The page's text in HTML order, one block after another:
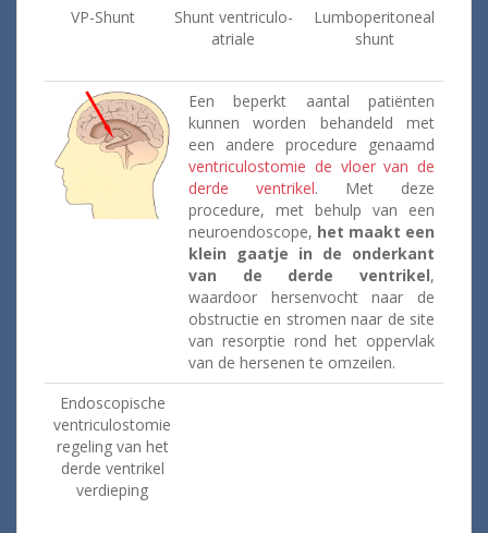
VP-Shunt
Shunt ventriculo-
atriale
Lumboperitoneal
shunt
Een beperkt aantal patiënten
kunnen worden behandeld met
een andere procedure genaamd
ventriculostomie de vloer van de
derde ventrikel. Met deze
procedure, met behulp van een
neuroendoscope, het maakt een
klein gaatje in de onderkant
van de derde ventrikel,
waardoor hersenvocht naar de
obstructie en stromen naar de site
van resorptie rond het oppervlak
van de hersenen te omzeilen.
Endoscopische
ventriculostomie
regeling van het
derde ventrikel
verdieping